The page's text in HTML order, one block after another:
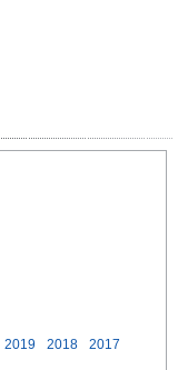
2019 2018
2017